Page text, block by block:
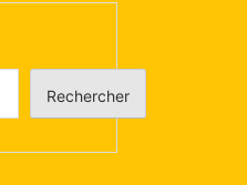
Rechercher